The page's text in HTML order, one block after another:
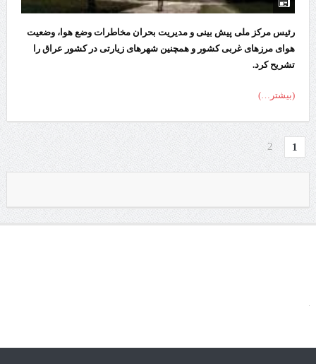
رئیس مرکز ملی پیش بینی و مدیریت بحران مخاطرات وضع هوا، وضعیت
هوای مرزهای غربی کشور و همچنین شهرهای زیارتی در کشور عراق را
تشریح کرد.
(بیشتر…)
1
2